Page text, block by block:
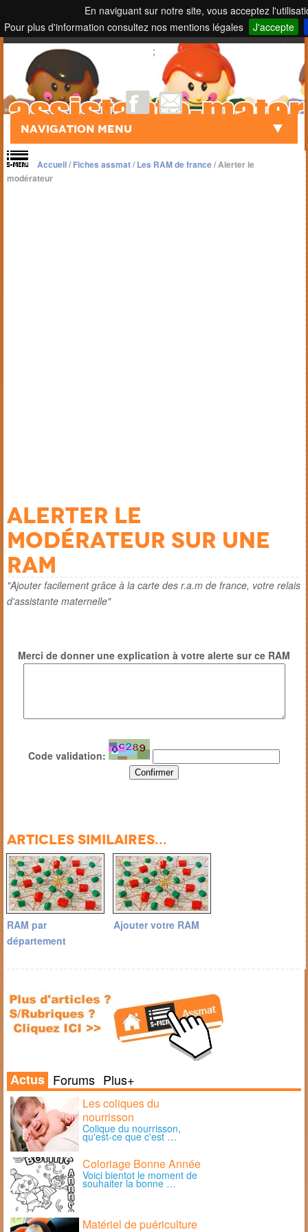
En naviguant sur notre site, vous acceptez
Pour plus d'information consultez nos mentions légales
J'accepte
Touch to Search
;
Navigation Menu
Accueil/Fiches assmat/Les RAM de france/Alerter le
modérateur
Alerter le
modérateur sur une
ram
"Ajouter facilement grâce à la carte des r.a.m de france, votre relais
d'assistante maternelle"
Merci de donner une explication à votre alerte sur ce RAM
Code validation:
Articles similaires...
RAM par
département
Ajouter votre RAM
Actus Forums Plus+
Les coliques du
nourrisson
Colique du nourrisson,
qu'est-ce que c'est …
Coloriage Bonne Année
Voici bientot le moment de
souhaiter la bonne …
Matériel de puériculture